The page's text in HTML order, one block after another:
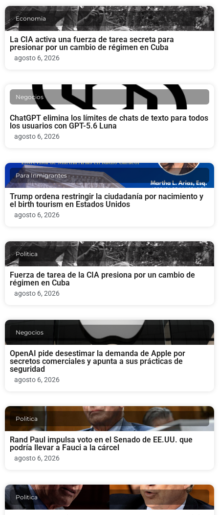
Economia
La CIA activa una fuerza de tarea secreta para
presionar por un cambio de régimen en Cuba
agosto 6, 2026
Negocios
ChatGPT elimina los límites de chats de texto para todos
los usuarios con GPT-5.6 Luna
agosto 6, 2026
Para Inmigrantes
Trump ordena restringir la ciudadanía por nacimiento y
el birth tourism en Estados Unidos
agosto 6, 2026
Politica
Fuerza de tarea de la CIA presiona por un cambio de
régimen en Cuba
agosto 6, 2026
Negocios
OpenAI pide desestimar la demanda de Apple por
secretos comerciales y apunta a sus prácticas de
seguridad
agosto 6, 2026
Politica
Rand Paul impulsa voto en el Senado de EE.UU. que
podría llevar a Fauci a la cárcel
agosto 6, 2026
Politica